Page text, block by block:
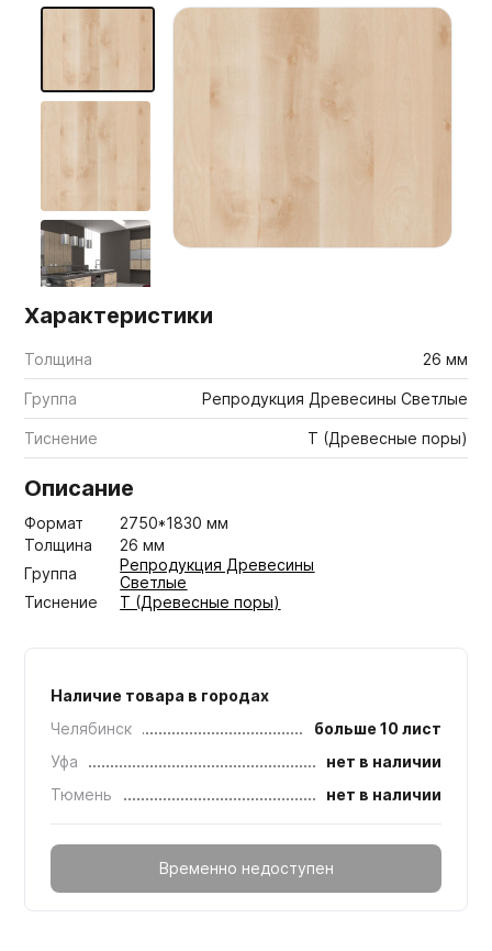
Фасады
Мебельные образцы, каталоги
Характеристики
Толщина 26 мм
Группа Репродукция Древесины Светлые
Тиснение T (Древесные поры)
Описание
Формат
2750*1830 мм
Толщина
26 мм
Группа
Репродукция Древесины
Светлые
Тиснение
T (Древесные поры)
Наличие товара в городах
Челябинск
больше 10 лист
Уфа
нет в наличии
Тюмень
нет в наличии
Временно недоступен